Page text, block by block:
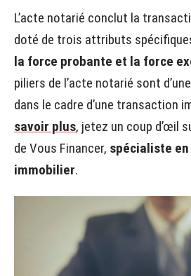
L’acte notarié conclut la
doté de trois attributs
la force probante et la force
piliers de l’acte notarié sont
dans le cadre d’une transaction
savoir plus, jetez un coup d’œil
de Vous Financer, spécialiste
immobilier.